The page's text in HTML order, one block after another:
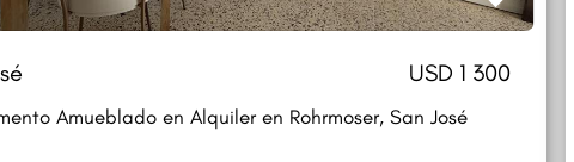
USD 1 300
Amueblado en Alquiler en Rohrmoser, San José